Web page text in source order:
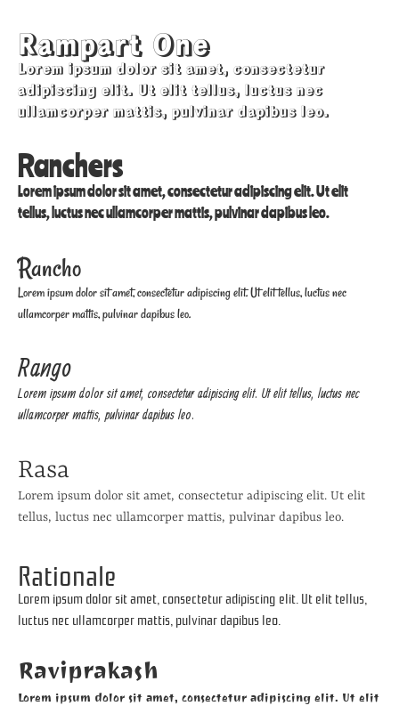
Rampart One
Lorem ipsum dolor sit amet, consectetur
adipiscing elit. Ut elit tellus, luctus nec
ullamcorper mattis, pulvinar dapibus leo.
Ranchers
Lorem ipsum dolor sit amet, consectetur adipiscing elit. Ut elit
tellus, luctus nec ullamcorper mattis, pulvinar dapibus leo.
Rancho
Lorem ipsum dolor sit amet, consectetur adipiscing elit. Ut elit tellus, luctus nec
ullamcorper mattis, pulvinar dapibus leo.
Rango
Lorem ipsum dolor sit amet, consectetur adipiscing elit. Ut elit tellus, luctus nec
ullamcorper mattis, pulvinar dapibus leo.
Rasa
Lorem ipsum dolor sit amet, consectetur adipiscing elit. Ut elit
tellus, luctus nec ullamcorper mattis, pulvinar dapibus leo.
Rationale
Lorem ipsum dolor sit amet, consectetur adipiscing elit. Ut elit tellus,
luctus nec ullamcorper mattis, pulvinar dapibus leo.
Raviprakash
Lorem ipsum dolor sit amet, consectetur adipiscing elit. Ut elit